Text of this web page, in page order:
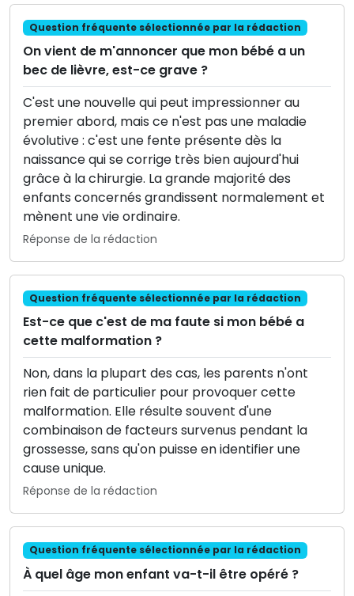
Question fréquente sélectionnée par la rédaction
On vient de m'annoncer que mon bébé a un
bec de lièvre, est-ce grave ?
C'est une nouvelle qui peut impressionner au
premier abord, mais ce n'est pas une maladie
évolutive : c'est une fente présente dès la
naissance qui se corrige très bien aujourd'hui
grâce à la chirurgie. La grande majorité des
enfants concernés grandissent normalement et
mènent une vie ordinaire.
Réponse de la rédaction
Question fréquente sélectionnée par la rédaction
Est-ce que c'est de ma faute si mon bébé a
cette malformation ?
Non, dans la plupart des cas, les parents n'ont
rien fait de particulier pour provoquer cette
malformation. Elle résulte souvent d'une
combinaison de facteurs survenus pendant la
grossesse, sans qu'on puisse en identifier une
cause unique.
Réponse de la rédaction
Question fréquente sélectionnée par la rédaction
À quel âge mon enfant va-t-il être opéré ?